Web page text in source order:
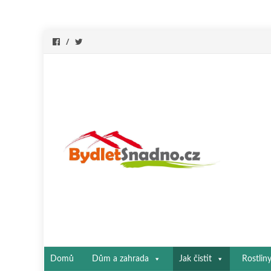
Přeskočit
Domů Dům a zahrada Jak čistit Rostliny